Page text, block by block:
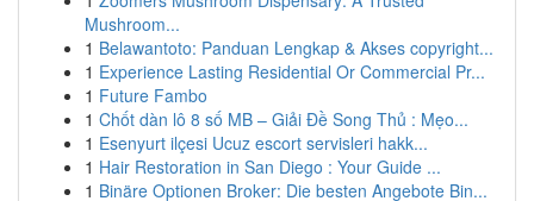
Mushroom...
1 Belawantoto: Panduan Lengkap & Akses copyright...
1 Experience Lasting Residential Or Commercial Pr...
1 Future Fambo
1 Chốt dàn lô 8 số MB – Giải Đề Song Thủ : Mẹo...
1 Esenyurt ilçesi Ucuz escort servisleri hakk...
1 Hair Restoration in San Diego : Your Guide ...
1 Binäre Optionen Broker: Die besten Angebote Bin...